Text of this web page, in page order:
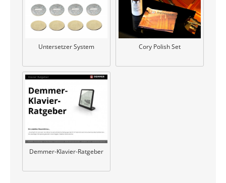
Untersetzer System Cory Polish Set
Demmer-Klavier-Ratgeber